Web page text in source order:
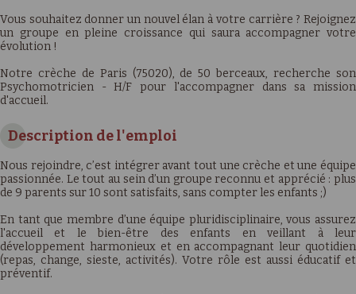
Vous souhaitez donner un nouvel élan à votre carrière ? Rejoignez
un groupe en pleine croissance qui saura accompagner votre
évolution !
Notre crèche de Paris (75020), de 50 berceaux, recherche son
Psychomotricien - H/F pour l'accompagner dans sa mission
d'accueil.
Description de l'emploi
Nous rejoindre, c’est intégrer avant tout une crèche et une équipe
passionnée. Le tout au sein d’un groupe reconnu et apprécié : plus
de 9 parents sur 10 sont satisfaits, sans compter les enfants ;)
En tant que membre d’une équipe pluridisciplinaire, vous assurez
l'accueil et le bien-être des enfants en veillant à leur
développement harmonieux et en accompagnant leur quotidien
(repas, change, sieste, activités). Votre rôle est aussi éducatif et
préventif.